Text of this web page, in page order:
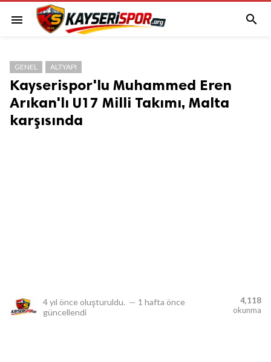
menu 
GENEL ALTYAPI
Kayserispor'lu Muhammed Eren
Arıkan'lı U17 Milli Takımı, Malta
karşısında
4 yıl önce oluşturuldu. — 1 hafta önce
güncellendi
4,118
okunma